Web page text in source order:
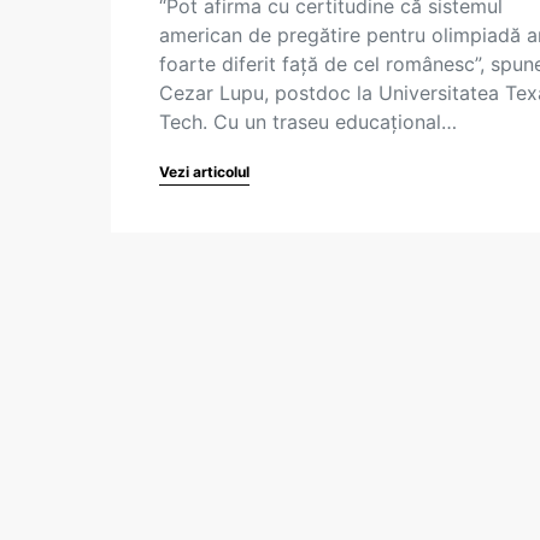
“Pot afirma cu certitudine că sistemul
american de pregătire pentru olimpiadă
foarte diferit față de cel românesc”,
Cezar Lupu, postdoc la Universitatea
Tech. Cu un traseu educațional…
Vezi articolul